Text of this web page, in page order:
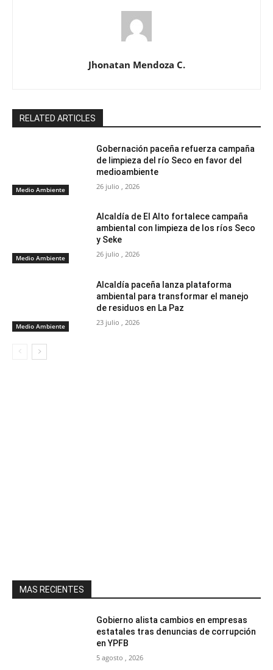
Jhonatan Mendoza C.
RELATED ARTICLES
Medio Ambiente
Gobernación paceña refuerza campaña
de limpieza del río Seco en favor del
medioambiente
26 julio , 2026
Medio Ambiente
Alcaldía de El Alto fortalece campaña
ambiental con limpieza de los ríos Seco
y Seke
26 julio , 2026
Medio Ambiente
Alcaldía paceña lanza plataforma
ambiental para transformar el manejo
de residuos en La Paz
23 julio , 2026
MAS RECIENTES
Gobierno alista cambios en empresas
estatales tras denuncias de corrupción
en YPFB
5 agosto , 2026